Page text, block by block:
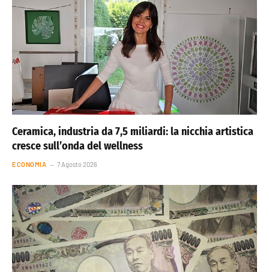
Ceramica, industria da 7,5 miliardi: la nicchia artistica
cresce sull’onda del wellness
ECONOMIA 7 Agosto 2026